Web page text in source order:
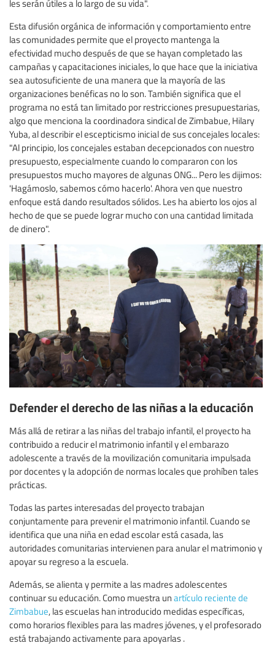
les serán útiles a lo largo de su vida".
Esta difusión orgánica de información y comportamiento entre
las comunidades permite que el proyecto mantenga la
efectividad mucho después de que se hayan completado las
campañas y capacitaciones iniciales, lo que hace que la iniciativa
sea autosuficiente de una manera que la mayoría de las
organizaciones benéficas no lo son. También significa que el
programa no está tan limitado por restricciones presupuestarias,
algo que menciona la coordinadora sindical de Zimbabue, Hilary
Yuba, al describir el escepticismo inicial de sus concejales locales:
"Al principio, los concejales estaban decepcionados con nuestro
presupuesto, especialmente cuando lo compararon con los
presupuestos mucho mayores de algunas ONG... Pero les dijimos:
'Hagámoslo, sabemos cómo hacerlo'. Ahora ven que nuestro
enfoque está dando resultados sólidos. Les ha abierto los ojos al
hecho de que se puede lograr mucho con una cantidad limitada
de dinero".
Defender el derecho de las niñas a la educación
Más allá de retirar a las niñas del trabajo infantil, el proyecto ha
contribuido a reducir el matrimonio infantil y el embarazo
adolescente a través de la movilización comunitaria impulsada
por docentes y la adopción de normas locales que prohíben tales
prácticas.
Todas las partes interesadas del proyecto trabajan
conjuntamente para prevenir el matrimonio infantil. Cuando se
identifica que una niña en edad escolar está casada, las
autoridades comunitarias intervienen para anular el matrimonio y
apoyar su regreso a la escuela.
Además, se alienta y permite a las madres adolescentes
continuar su educación. Como muestra un artículo reciente de
Zimbabue, las escuelas han introducido medidas específicas,
como horarios flexibles para las madres jóvenes, y el profesorado
está trabajando activamente para apoyarlas .